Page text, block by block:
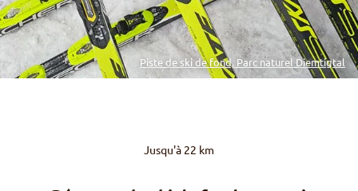
Piste de ski de fond, Parc naturel Diemtigtal
Jusqu'à 22 km